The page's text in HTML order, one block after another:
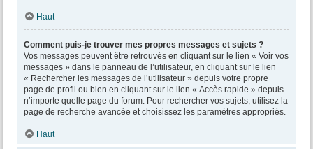
Haut
Comment puis-je trouver mes propres messages et sujets ?
Vos messages peuvent être retrouvés en cliquant sur le lien « Voir vos
messages » dans le panneau de l’utilisateur, en cliquant sur le lien
« Rechercher les messages de l’utilisateur » depuis votre propre
page de profil ou bien en cliquant sur le lien « Accès rapide » depuis
n’importe quelle page du forum. Pour rechercher vos sujets, utilisez la
page de recherche avancée et choisissez les paramètres appropriés.
Haut